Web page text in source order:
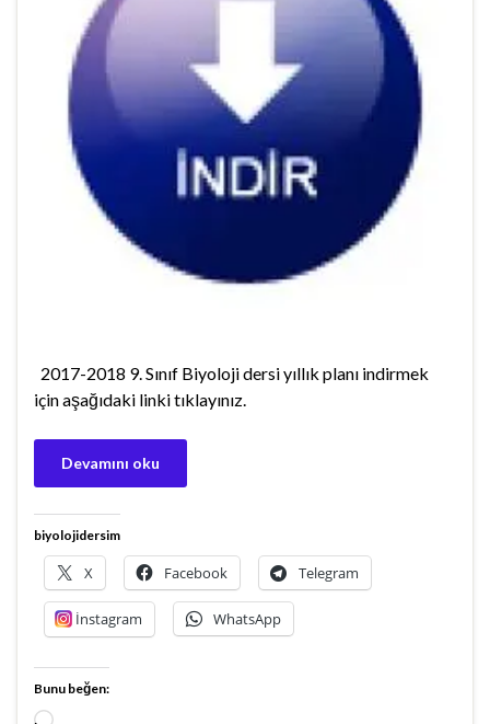
2017-2018 9. Sınıf Biyoloji dersi yıllık planı indirmek
için aşağıdaki linki tıklayınız.
Devamını oku
biyolojidersim
X Facebook Telegram
İnstagram WhatsApp
Bunu beğen: